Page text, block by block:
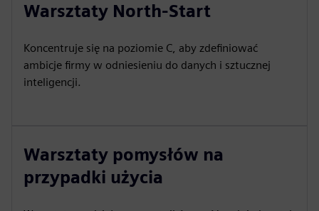
Warsztaty North-Start
Koncentruje się na poziomie C, aby zdefiniować
ambicje firmy w odniesieniu do danych i sztucznej
inteligencji.
Warsztaty pomysłów na
przypadki użycia